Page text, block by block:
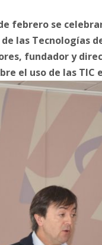
febrero se
las Tecnologías
fundador y
el uso de las TIC